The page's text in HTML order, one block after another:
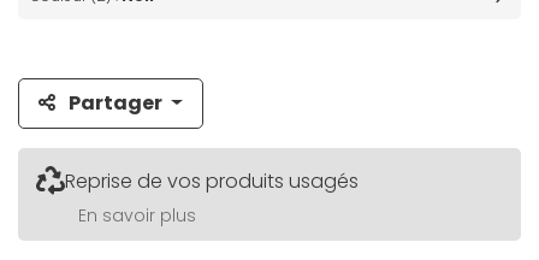
Partager
Reprise de vos produits usagés
En savoir plus